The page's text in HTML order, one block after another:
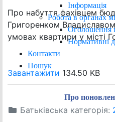
Інформація
Робота в органах
Оголошення
Нормативні
Контакти
Пошук
Про набуття фахівцем
Григоренком
умовах квартири у місті
Завантажити 134.50 KB
Про
Батьківська категорія: